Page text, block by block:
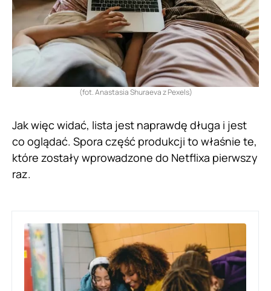
(fot. Anastasia Shuraeva z Pexels)
Jak więc widać, lista jest naprawdę długa i jest
co oglądać. Spora część produkcji to właśnie te,
które zostały wprowadzone do Netflixa pierwszy
raz.